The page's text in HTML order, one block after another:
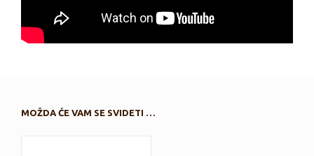
MOŽDA ĆE VAM SE SVIDETI …